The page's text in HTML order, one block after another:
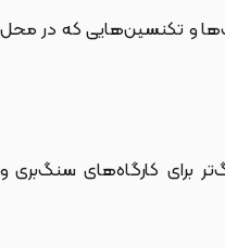
و تکنسین‌هایی که در محل
برای کارگاه‌های سنگ‌بری و